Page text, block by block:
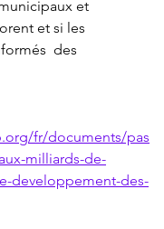
et
et si les
des
fr/documents/pas
milliards-de-
developpement-des-